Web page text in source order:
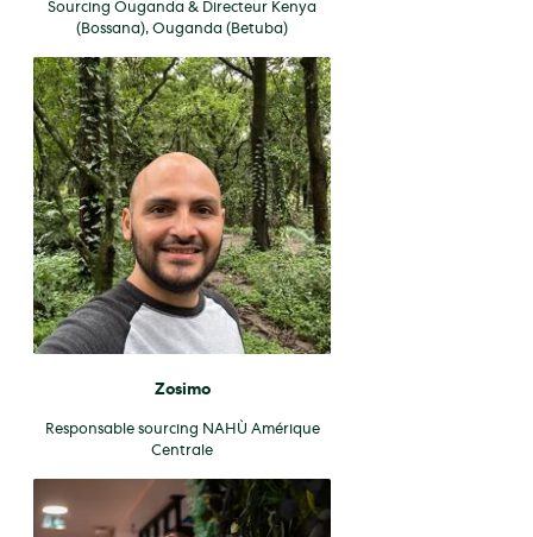
Sourcing Ouganda & Directeur Kenya
(Bossana), Ouganda (Betuba)
Zosimo
Responsable sourcing NAHÙ Amérique
Centrale